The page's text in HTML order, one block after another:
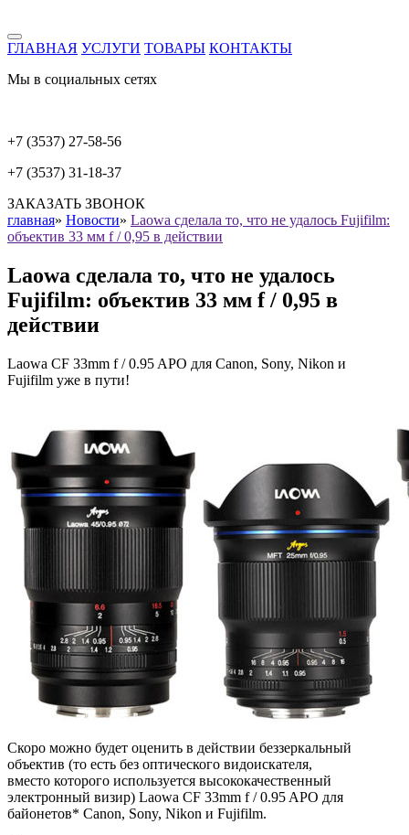
ГЛАВНАЯ УСЛУГИ ТОВАРЫ КОНТАКТЫ
Мы в социальных сетях
+7 (3537) 27-58-56
+7 (3537) 31-18-37
ЗАКАЗАТЬ ЗВОНОК
главная» Новости» Laowa сделала то, что не удалось Fujifilm:
объектив 33 мм f / 0,95 в действии
Laowa сделала то, что не удалось
Fujifilm: объектив 33 мм f / 0,95 в
действии
Laowa CF 33mm f / 0.95 APO для Canon, Sony, Nikon и
Fujifilm уже в пути!
Скоро можно будет оценить в действии беззеркальный
объектив (то есть без оптического видоискателя,
вместо которого используется высококачественный
электронный визир) Laowa CF 33mm f / 0.95 APO для
байонетов* Canon, Sony, Nikon и Fujifilm.